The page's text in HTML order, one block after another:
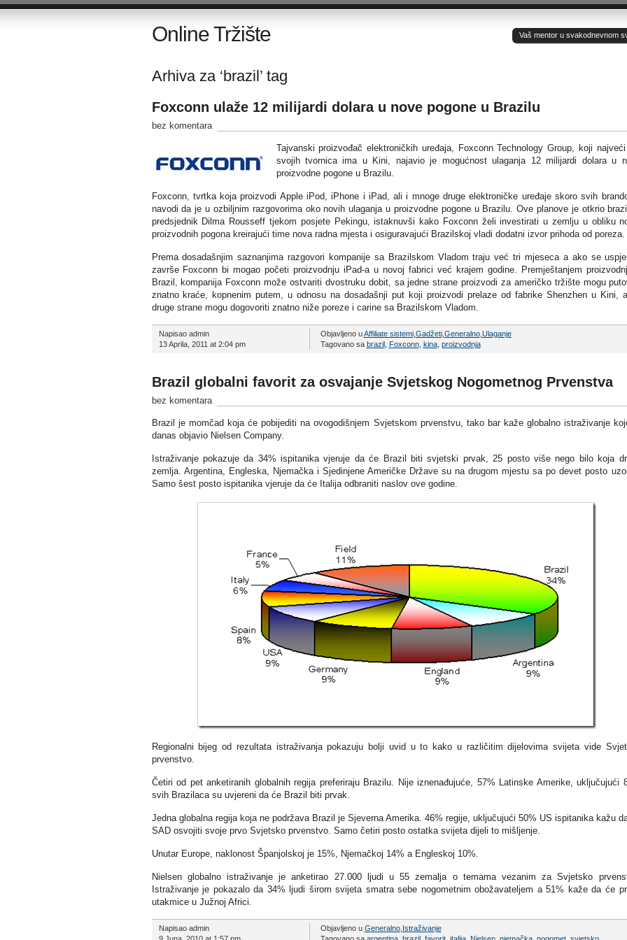
Online Tržište Vaš mentor u svakodnevnom
Arhiva za ‘brazil’ tag
Foxconn ulaže 12 milijardi dolara u nove pogone u Brazilu
bez komentara
Tajvanski proizvođač elektroničkih uređaja, Foxconn Technology Group, koji
svojih tvornica ima u Kini, najavio je mogućnost ulaganja 12 milijardi dolara u
proizvodne pogone u Brazilu.
Foxconn, tvrtka koja proizvodi Apple iPod, iPhone i iPad, ali i mnoge druge elektroničke uređaje skoro svih
navodi da je u ozbiljnim razgovorima oko novih ulaganja u proizvodne pogone u Brazilu. Ove planove je otkrio
predsjednik Dilma Rousseff tjekom posjete Pekingu, istaknuvši kako Foxconn želi investirati u zemlju u obliku
proizvodnih pogona kreirajući time nova radna mjesta i osiguravajući Brazilskoj vladi dodatni izvor prihoda od poreza.
Prema dosadašnjim saznanjima razgovori kompanije sa Brazilskom Vladom traju već tri mjeseca a ako se
završe Foxconn bi mogao početi proizvodnju iPad-a u novoj fabrici već krajem godine. Premještanjem
Brazil, kompanija Foxconn može ostvariti dvostruku dobit, sa jedne strane proizvodi za američko tržište mogu
znatno kraće, kopnenim putem, u odnosu na dosadašnji put koji proizvodi prelaze od fabrike Shenzhen u Kini,
druge strane mogu dogovoriti znatno niže poreze i carine sa Brazilskom Vladom.
Napisao admin
13 Aprila, 2011 at 2:04 pm
Objavljeno uAffiliate sistemi, Gadžeti, Generalno, Ulaganje
Tagovano sa brazil, Foxconn, kina, proizvodnja
Brazil globalni favorit za osvajanje Svjetskog Nogometnog Prvenstva
bez komentara
Brazil je momčad koja će pobijediti na ovogodišnjem Svjetskom prvenstvu, tako bar kaže globalno istraživanje
danas objavio Nielsen Company.
Istraživanje pokazuje da 34% ispitanika vjeruje da će Brazil biti svjetski prvak, 25 posto više nego bilo koja
zemlja. Argentina, Engleska, Njemačka i Sjedinjene Američke Države su na drugom mjestu sa po devet posto
Samo šest posto ispitanika vjeruje da će Italija odbraniti naslov ove godine.
Regionalni bijeg od rezultata istraživanja pokazuju bolji uvid u to kako u različitim dijelovima svijeta vide
prvenstvo.
Četiri od pet anketiranih globalnih regija preferiraju Brazilu. Nije iznenađujuće, 57% Latinske Amerike, uključujući
svih Brazilaca su uvjereni da će Brazil biti prvak.
Jedna globalna regija koja ne podržava Brazil je Sjeverna Amerika. 46% regije, uključujući 50% US ispitanika kažu
SAD osvojiti svoje prvo Svjetsko prvenstvo. Samo četiri posto ostatka svijeta dijeli to mišljenje.
Unutar Europe, naklonost Španjolskoj je 15%, Njemačkoj 14% a Engleskoj 10%.
Nielsen globalno istraživanje je anketirao 27.000 ljudi u 55 zemalja o temama vezanim za Svjetsko
Istraživanje je pokazalo da 34% ljudi širom svijeta smatra sebe nogometnim obožavateljem a 51% kaže da će
utakmice u Južnoj Africi.
Napisao admin
Objavljeno u Generalno, Istraživanje